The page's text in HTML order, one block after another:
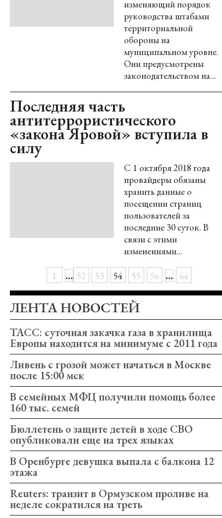
изменяющий порядок
руководства штабами
территориальной
обороны на
муниципальном уровне.
Они предусмотрены
законодательством на...
Последняя часть
антитеррористического
«закона Яровой» вступила в
силу
С 1 октября 2018 года
провайдеры обязаны
хранить данные о
посещении страниц
пользователей за
последние 30 суток. В
связи с этими
изменениями...
1
… 52 53 54 55 56 … 64
ЛЕНТА НОВОСТЕЙ
ТАСС: суточная закачка газа в хранилища
Европы находится на минимуме с 2011 года
Ливень с грозой может начаться в Москве
после 15:00 мск
В семейных МФЦ получили помощь более
160 тыс. семей
Бюллетень о защите детей в ходе СВО
опубликовали еще на трех языках
В Оренбурге девушка выпала с балкона 12
этажа
Reuters: транзит в Ормузском проливе на
неделе сократился на треть